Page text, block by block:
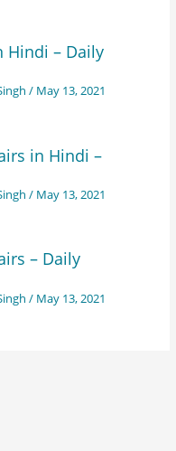
Hindi – Daily
/ May 13, 2021
in Hindi –
/ May 13, 2021
– Daily
/ May 13, 2021